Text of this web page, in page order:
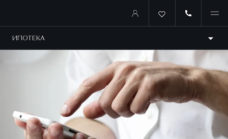
Купить квартиру в ипотеку
ИПОТЕКА